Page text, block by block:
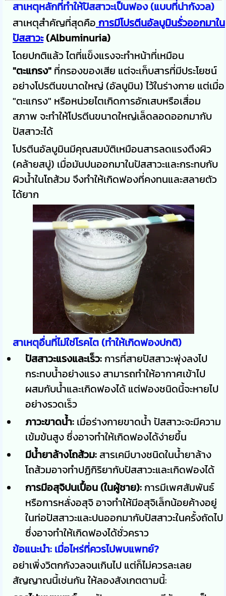
สาเหตุหลักที่ทำให้ปัสสาวะเป็นฟอง (แบบที่น่ากังวล)
สาเหตุสำคัญที่สุดคือ การมีโปรตีนอัลบูมินรั่วออกมาใน
ปัสสาวะ(Albuminuria)
โดยปกติแล้ว ไตที่แข็งแรงจะทำหน้าที่เหมือน
"ตะแกรง" ที่กรองของเสีย แต่จะเก็บสารที่มีประโยชน์
อย่างโปรตีนขนาดใหญ่ (อัลบูมิน) ไว้ในร่างกาย แต่เมื่อ
"ตะแกรง" หรือหน่วยไตเกิดการอักเสบหรือเสื่อม
สภาพ จะทำให้โปรตีนขนาดใหญ่เล็ดลอดออกมากับ
ปัสสาวะได้
โปรตีนอัลบูมินมีคุณสมบัติเหมือนสารลดแรงตึงผิว
(คล้ายสบู่) เมื่อมันปนออกมาในปัสสาวะและกระทบกับ
ผิวน้ำในโถส้วม จึงทำให้เกิดฟองที่คงทนและสลายตัว
ได้ยาก
สาเหตุอื่นที่ไม่ใช่โรคไต (ทำให้เกิดฟองปกติ)
ปัสสาวะแรงและเร็ว:การที่สายปัสสาวะพุ่งลงไป
กระทบน้ำอย่างแรง สามารถทำให้อากาศเข้าไป
ผสมกับน้ำและเกิดฟองได้ แต่ฟองชนิดนี้จะหายไป
อย่างรวดเร็ว
ภาวะขาดน้ำ: เมื่อร่างกายขาดน้ำ ปัสสาวะจะมีความ
เข้มข้นสูง ซึ่งอาจทำให้เกิดฟองได้ง่ายขึ้น
มีน้ำยาล้างโถส้วม: สารเคมีบางชนิดในน้ำยาล้าง
โถส้วมอาจทำปฏิกิริยากับปัสสาวะและเกิดฟองได้
การมีอสุจิปนเปื้อน (ในผู้ชาย):การมีเพศสัมพันธ์
หรือการหลั่งอสุจิ อาจทำให้มีอสุจิเล็กน้อยค้างอยู่
ในท่อปัสสาวะและปนออกมากับปัสสาวะในครั้งถัดไป
ซึ่งอาจทำให้เกิดฟองได้ชั่วคราว
ข้อแนะนำ: เมื่อไหร่ที่ควรไปพบแพทย์?
อย่าเพิ่งวิตกกังวลจนเกินไป แต่ก็ไม่ควรละเลย
สัญญาณนี้เช่นกัน ให้ลองสังเกตตามนี้: